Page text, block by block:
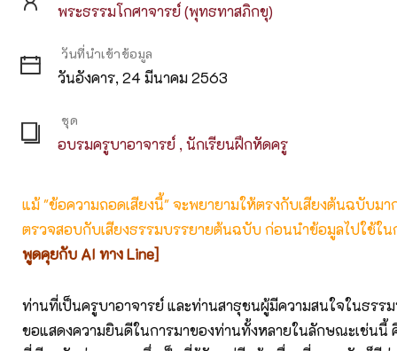
พระธรรมโกศาจารย์ (พุทธทาสภิกขุ)
วันที่นำเข้าข้อมูล
วันอังคาร, 24 มีนาคม 2563
ชุด
อบรมครูบาอาจารย์ , นักเรียนฝึกหัดครู
แม้ "ข้อความถอดเสียงนี้" จะพยายามให้ตรงกับเสียงต้นฉบับม
ตรวจสอบกับเสียงธรรมบรรยายต้นฉบับ ก่อนนำข้อมูลไปใช้ใน
พูดคุยกับ AI ทาง Line]
ท่านที่เป็นครูบาอาจารย์ และท่านสาธุชนผู้มีความสนใจในธรร
ขอแสดงความยินดีในการมาของท่านทั้งหลายในลักษณะเช่นนี้